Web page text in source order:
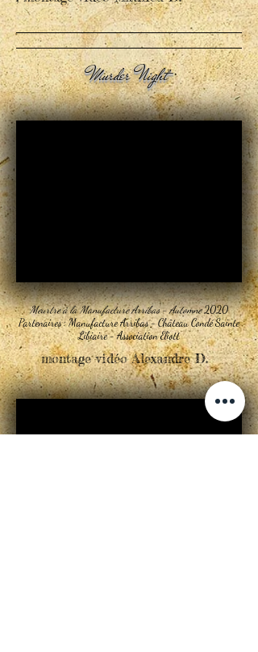
Murder Night
Meurtre à la Manufacture Arribas - Automne2020
Partenaires : Manufacture Arribas - Château Condé Sainte
Libiaire - Association Eliott
montage vidéo Alexandre D.